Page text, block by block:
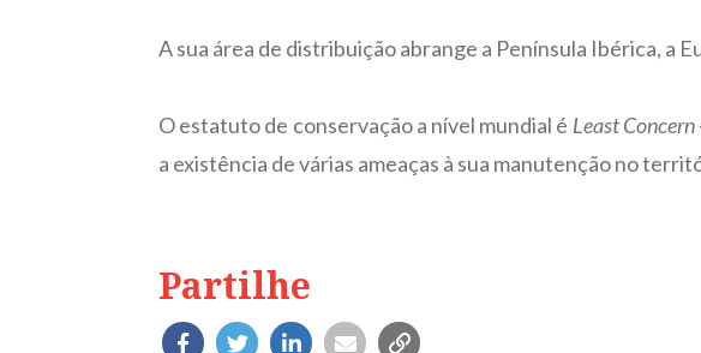
A sua área de distribuição abrange a Península Ibérica, a
O estatuto de conservação a nível mundial é Least Concern
a existência de várias ameaças à sua manutenção no
Partilhe